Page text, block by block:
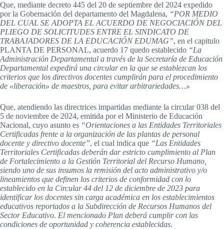
Que, mediante decreto 445 del 20 de septiembre del 2024 expedido
por la Gobernación del departamento del Magdalena, “POR MEDIO
DEL CUAL SE ADOPTA EL ACUERDO DE NEGOCIACIÓN DEL
PLIEGO DE SOLICITUDES ENTRE EL SINDICATO DE
TRABAJADORES DE LA EDUCACIÓN EDUMAG”, en el capitulo
PLANTA DE PERSONAL, acuerdo 17 quedo establecido “La
Administración Departamental a través de la Secretaría de Educación
Departamental expedirá una circular en la que se establezcan los
criterios que los directivos docentes cumplirán para el procedimiento
de «liberación» de maestros, para evitar arbitrariedades…»
Que, atendiendo las directrices impartidas mediante la circular 038 del
5 de noviembre de 2024, emitida por el Ministerio de Educación
Nacional, cuyo asunto es “Orientaciones a las Entidades Territoriales
Certificadas frente a la organización de las plantas de personal
docente y directivo docente”, el cual indica que “Las Entidades
Territoriales Certificadas deberán dar estricto cumplimiento al Plan
de Fortalecimiento a la Gestión Territorial del Recurso Humano,
siendo uno de sus insumos la remisión del acto administrativo y/o
lineamientos que definen los criterios de conformidad con lo
establecido en la Circular 44 del 12 de diciembre de 2023 para
identificar los docentes sin carga académica en los establecimientos
educativos reportados a la Subdirección de Recursos Humanos del
Sector Educativo. El mencionado Plan deberá cumplir con las
condiciones de oportunidad y coherencia establecidas.